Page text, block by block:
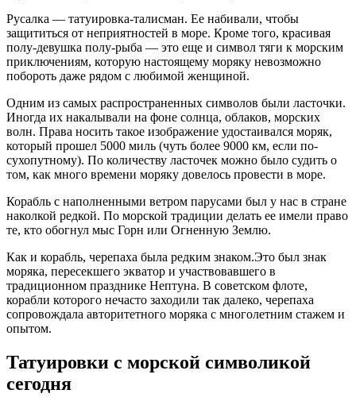
Русалка — татуировка-талисман. Ее набивали, чтобы
защититься от неприятностей в море. Кроме того, красивая
полу-девушка полу-рыба — это еще и символ тяги к морским
приключениям, которую настоящему моряку невозможно
побороть даже рядом с любимой женщиной.
Одним из самых распространенных символов были ласточки.
Иногда их накалывали на фоне солнца, облаков, морских
волн. Права носить такое изображение удостаивался моряк,
который прошел 5000 миль (чуть более 9000 км, если по-
сухопутному). По количеству ласточек можно было судить о
том, как много времени моряку довелось провести в море.
Корабль с наполненными ветром парусами был у нас в стране
наколкой редкой. По морской традиции делать ее имели право
те, кто обогнул мыс Горн или Огненную Землю.
Как и корабль, черепаха была редким знаком.Это был знак
моряка, пересекшего экватор и участвовавшего в
традиционном празднике Нептуна. В советском флоте,
корабли которого нечасто заходили так далеко, черепаха
сопровождала авторитетного моряка с многолетним стажем и
опытом.
Татуировки с морской символикой
сегодня